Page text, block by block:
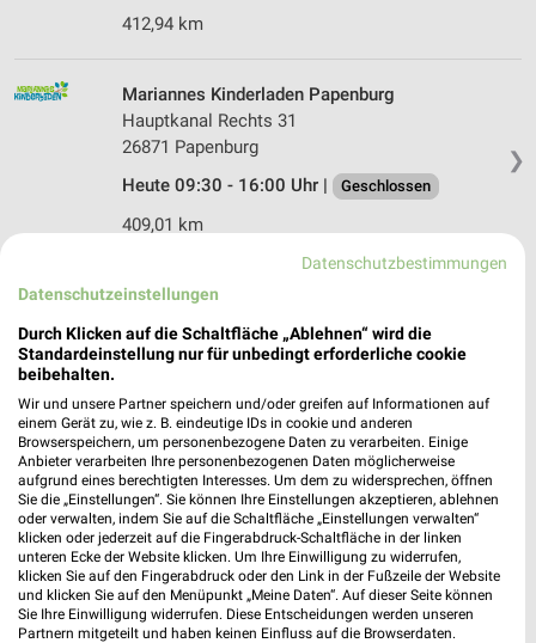
412,94 km
❯
Mariannes Kinderladen Papenburg
Hauptkanal Rechts 31
26871 Papenburg
Heute 09:30 - 16:00 Uhr |
Geschlossen
409,01 km
Rossmann Papenburg
Am Ems-Center 2
26871 Papenburg
409,17 km • Angebote: 2 Prospekte
Ernsting's family Haren (Ems)
Lange Str. 16
49733 Haren (Ems)
Heute 09:00 - 14:00 Uhr |
Geschlossen
416,79 km
Datenschutzbestimmungen
Datenschutzeinstellungen
Durch Klicken auf die Schaltfläche „Ablehnen“ wird die
Standardeinstellung nur für unbedingt erforderliche cookie
beibehalten.
Wir und unsere Partner speichern und/oder greifen auf Informationen auf
einem Gerät zu, wie z. B. eindeutige IDs in cookie und anderen
Browserspeichern, um personenbezogene Daten zu verarbeiten. Einige
Anbieter verarbeiten Ihre personenbezogenen Daten möglicherweise
aufgrund eines berechtigten Interesses. Um dem zu widersprechen, öffnen
Sie die „Einstellungen“. Sie können Ihre Einstellungen akzeptieren, ablehnen
oder verwalten, indem Sie auf die Schaltfläche „Einstellungen verwalten“
klicken oder jederzeit auf die Fingerabdruck-Schaltfläche in der linken
unteren Ecke der Website klicken. Um Ihre Einwilligung zu widerrufen,
klicken Sie auf den Fingerabdruck oder den Link in der Fußzeile der Website
und klicken Sie auf den Menüpunkt „Meine Daten“. Auf dieser Seite können
Sie Ihre Einwilligung widerrufen. Diese Entscheidungen werden unseren
Partnern mitgeteilt und haben keinen Einfluss auf die Browserdaten.